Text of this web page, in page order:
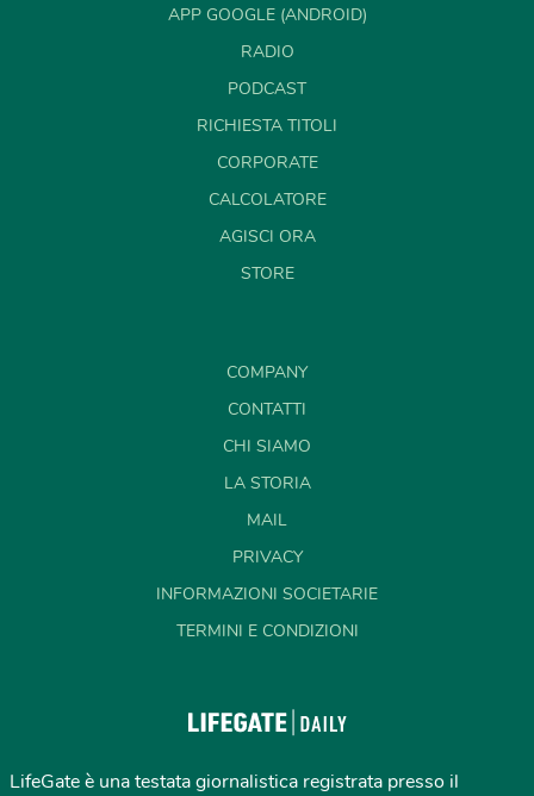
APP GOOGLE (ANDROID)
RADIO
PODCAST
RICHIESTA TITOLI
CORPORATE
CALCOLATORE
AGISCI ORA
STORE
COMPANY
CONTATTI
CHI SIAMO
LA STORIA
MAIL
PRIVACY
INFORMAZIONI SOCIETARIE
TERMINI E CONDIZIONI
LifeGate è una testata giornalistica registrata presso il